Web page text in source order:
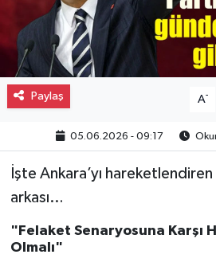
Paylaş A-
05.06.2026 - 09:17
İşte Ankara’yı
arkası…
"Felaket Senaryosuna Karşı
Olmalı"